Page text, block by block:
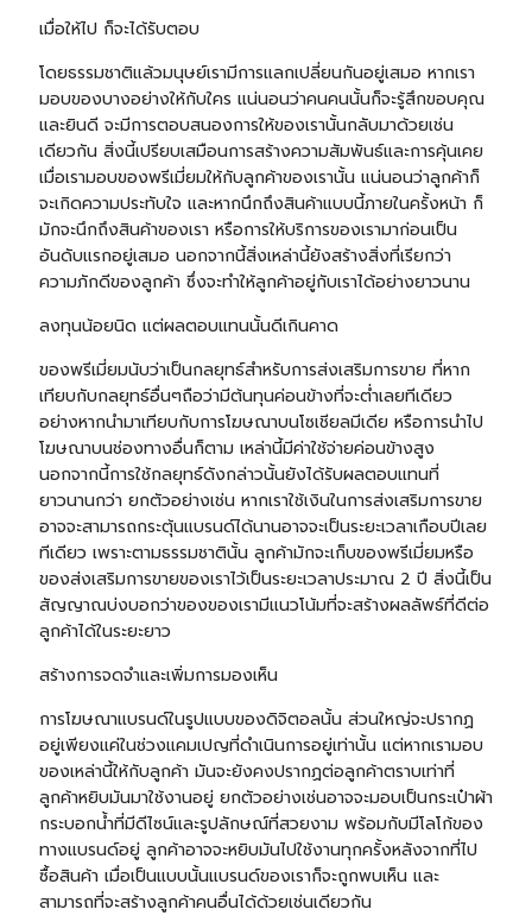
เมื่อให้ไป ก็จะได้รับตอบ
โดยธรรมชาติแล้วมนุษย์เรามีการแลกเปลี่ยนกันอยู่เสมอ หากเรา
มอบของบางอย่างให้กับใคร แน่นอนว่าคนคนนั้นก็จะรู้สึกขอบคุณ
และยินดี จะมีการตอบสนองการให้ของเรานั้นกลับมาด้วยเช่น
เดียวกัน สิ่งนี้เปรียบเสมือนการสร้างความสัมพันธ์และการคุ้นเคย
เมื่อเรามอบของพรีเมี่ยมให้กับลูกค้าของเรานั้น แน่นอนว่าลูกค้าก็
จะเกิดความประทับใจ และหากนึกถึงสินค้าแบบนี้ภายในครั้งหน้า ก็
มักจะนึกถึงสินค้าของเรา หรือการให้บริการของเรามาก่อนเป็น
อันดับแรกอยู่เสมอ นอกจากนี้สิ่งเหล่านี้ยังสร้างสิ่งที่เรียกว่า
ความภักดีของลูกค้า ซึ่งจะทำให้ลูกค้าอยู่กับเราได้อย่างยาวนาน
ลงทุนน้อยนิด แต่ผลตอบแทนนั้นดีเกินคาด
ของพรีเมี่ยมนับว่าเป็นกลยุทธ์สำหรับการส่งเสริมการขาย ที่หาก
เทียบกับกลยุทธ์อื่นๆถือว่ามีต้นทุนค่อนข้างที่จะต่ำเลยทีเดียว
อย่างหากนำมาเทียบกับการโฆษณาบนโซเชียลมีเดีย หรือการนำไป
โฆษณาบนช่องทางอื่นก็ตาม เหล่านี้มีค่าใช้จ่ายค่อนข้างสูง
นอกจากนี้การใช้กลยุทธ์ดังกล่าวนั้นยังได้รับผลตอบแทนที่
ยาวนานกว่า ยกตัวอย่างเช่น หากเราใช้เงินในการส่งเสริมการขาย
อาจจะสามารถกระตุ้นแบรนด์ได้นานอาจจะเป็นระยะเวลาเกือบปีเลย
ทีเดียว เพราะตามธรรมชาตินั้น ลูกค้ามักจะเก็บของพรีเมี่ยมหรือ
ของส่งเสริมการขายของเราไว้เป็นระยะเวลาประมาณ 2 ปี สิ่งนี้เป็น
สัญญาณบ่งบอกว่าของของเรามีแนวโน้มที่จะสร้างผลลัพธ์ที่ดีต่อ
ลูกค้าได้ในระยะยาว
สร้างการจดจำและเพิ่มการมองเห็น
การโฆษณาแบรนด์ในรูปแบบของดิจิตอลนั้น ส่วนใหญ่จะปรากฏ
อยู่เพียงแค่ในช่วงแคมเปญที่ดำเนินการอยู่เท่านั้น แต่หากเรามอบ
ของเหล่านี้ให้กับลูกค้า มันจะยังคงปรากฏต่อลูกค้าตราบเท่าที่
ลูกค้าหยิบมันมาใช้งานอยู่ ยกตัวอย่างเช่นอาจจะมอบเป็นกระเป๋าผ้า
กระบอกน้ำที่มีดีไซน์และรูปลักษณ์ที่สวยงาม พร้อมกับมีโลโก้ของ
ทางแบรนด์อยู่ ลูกค้าอาจจะหยิบมันไปใช้งานทุกครั้งหลังจากที่ไป
ซื้อสินค้า เมื่อเป็นแบบนั้นแบรนด์ของเราก็จะถูกพบเห็น และ
สามารถที่จะสร้างลูกค้าคนอื่นได้ด้วยเช่นเดียวกัน